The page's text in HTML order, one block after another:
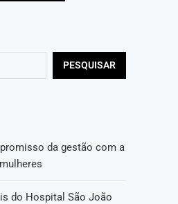
PESQUISAR
da gestão com a
do Hospital São João